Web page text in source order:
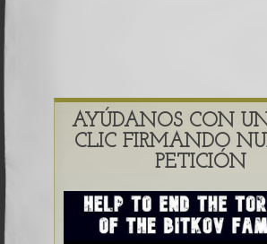
AYÚDANOS CON
CLIC FIRMANDO
PETICIÓN